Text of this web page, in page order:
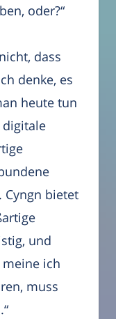
oder?“
dass
denke, es
heute tun
digitale
bietet
und
ich
muss